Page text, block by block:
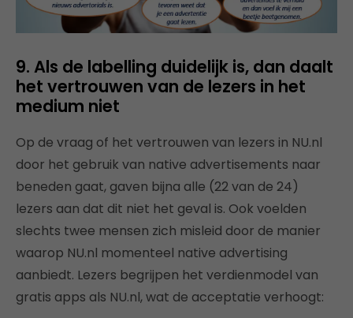
9. Als de labelling duidelijk is, dan daalt
het vertrouwen van de lezers in het
medium niet
Op de vraag of het vertrouwen van lezers in NU.nl
door het gebruik van native advertisements naar
beneden gaat, gaven bijna alle (22 van de 24)
lezers aan dat dit niet het geval is. Ook voelden
slechts twee mensen zich misleid door de manier
waarop NU.nl momenteel native advertising
aanbiedt. Lezers begrijpen het verdienmodel van
gratis apps als NU.nl, wat de acceptatie verhoogt: